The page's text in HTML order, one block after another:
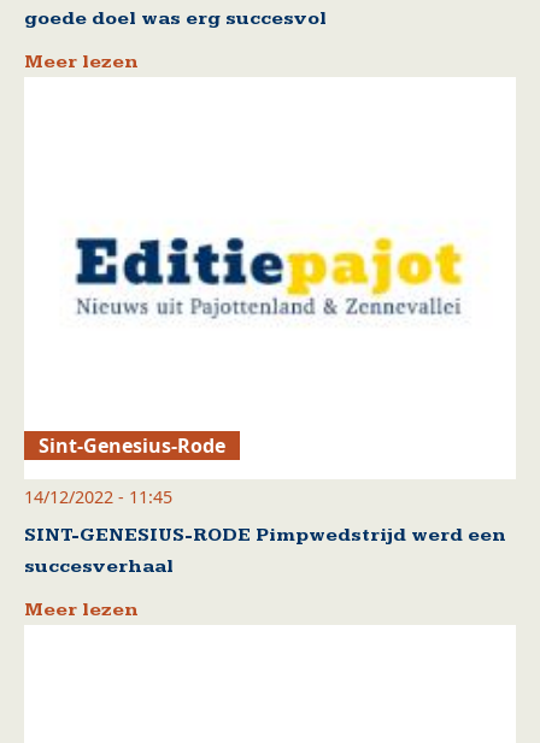
goede doel was erg succesvol
Meer lezen
Sint-Genesius-Rode
14/12/2022 - 11:45
SINT-GENESIUS-RODE Pimpwedstrijd werd een
succesverhaal
Meer lezen